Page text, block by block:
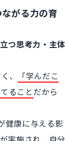
がる力の育
つ思考力・主体
、
「学んだこ
ること だから
健康に与える影